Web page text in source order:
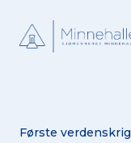
Første verdenskrig